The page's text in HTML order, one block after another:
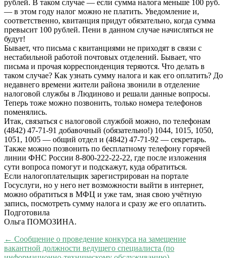
рублей. В таком случае — если сумма налога меньше 100 руб.
— в этом году налог можно не платить. Уведомление и,
соответственно, квитанция придут обязательно, когда сумма
превысит 100 рублей. Пени в данном случае начисляться не
будут!
Бывает, что письма с квитанциями не приходят в связи с
нестабильной работой почтовых отделений. Бывает, что
письма и прочая корреспонденция теряются. Что делать в
таком случае? Как узнать сумму налога и как его оплатить? До
недавнего времени жители района звонили в отделение
налоговой службы в Людиново и решали данные вопросы.
Теперь тоже можно позвонить, только номера телефонов
поменялись.
Итак, связаться с налоговой службой можно, по телефонам
(4842) 47-71-91 добавочный (обязательно!) 1044, 1015, 1050,
1051, 1005 — общий отдел и (4842) 47-71-92 — секретарь.
Также можно позвонить по бесплатному телефону горячей
линии ФНС России 8-800-222-22-22, где после изложения
сути вопроса помогут и подскажут, куда обратиться.
Если налогоплательщик зарегистрирован на портале
Госуслуги, но у него нет возможности выйти в интернет,
можно обратиться в МФЦ и уже там, зная свою учётную
запись, посмотреть сумму налога и сразу же его оплатить.
Подготовила
Ольга ПОМОЗИНА.
← Сообщение о проведение конкурса на замещение
вакантной должности ведущего специалиста (по